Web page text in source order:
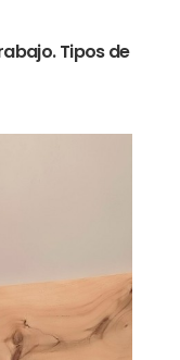
Tipos de